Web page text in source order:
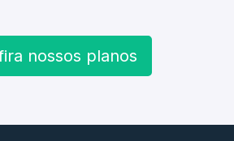
nossos planos